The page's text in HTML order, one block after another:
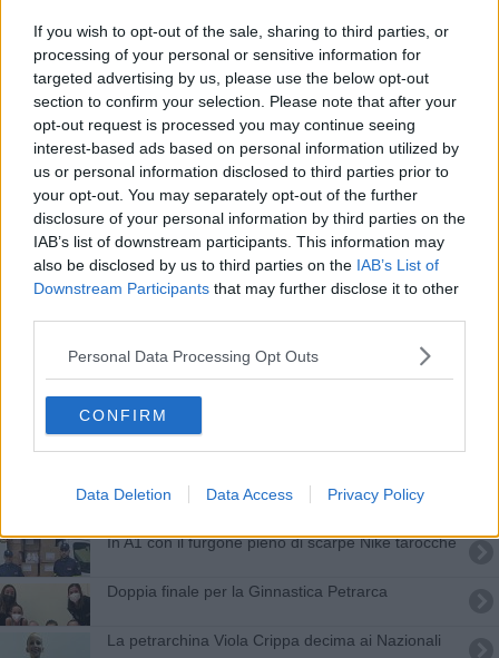
If you wish to opt-out of the sale, sharing to third parties, or
processing of your personal or sensitive information for
targeted advertising by us, please use the below opt-out
section to confirm your selection. Please note that after your
opt-out request is processed you may continue seeing
interest-based ads based on personal information utilized by
us or personal information disclosed to third parties prior to
your opt-out. You may separately opt-out of the further
disclosure of your personal information by third parties on the
IAB’s list of downstream participants. This information may
also be disclosed by us to third parties on the IAB’s List of
Downstream Participants that may further disclose it to other
Personal Data Processing Opt Outs
CONFIRM
Data Deletion Data Access Privacy Policy
Ginnastica Petrarca ottima agli interregionali
Gli auguri della Petrarca sono multimediali
La Ginnastica Petrarca saluta il Campionato in A2
Plauso di Scapecchi alla Ginnastica Petrarca
Saracino, presentata la Lancia d'Oro di giugno
Resilienza e Fair Play, si votano gli sportivi
Tokyo, Lara Mori: buona prova ma non basta
Petrarca, formazione con Nicoletta Tinti
In A1 con il furgone pieno di scarpe Nike tarocche
Doppia finale per la Ginnastica Petrarca
La petrarchina Viola Crippa decima ai Nazionali